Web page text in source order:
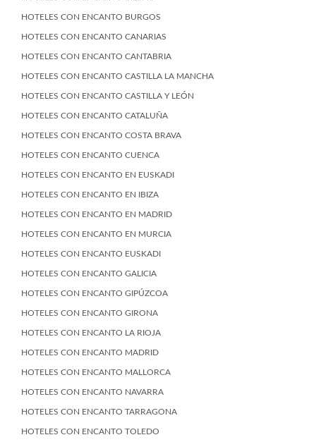
HOTELES CON ENCANTO BURGOS
HOTELES CON ENCANTO CANARIAS
HOTELES CON ENCANTO CANTABRIA
HOTELES CON ENCANTO CASTILLA LA MANCHA
HOTELES CON ENCANTO CASTILLA Y LEÓN
HOTELES CON ENCANTO CATALUÑA
HOTELES CON ENCANTO COSTA BRAVA
HOTELES CON ENCANTO CUENCA
HOTELES CON ENCANTO EN EUSKADI
HOTELES CON ENCANTO EN IBIZA
HOTELES CON ENCANTO EN MADRID
HOTELES CON ENCANTO EN MURCIA
HOTELES CON ENCANTO EUSKADI
HOTELES CON ENCANTO GALICIA
HOTELES CON ENCANTO GIPÚZCOA
HOTELES CON ENCANTO GIRONA
HOTELES CON ENCANTO LA RIOJA
HOTELES CON ENCANTO MADRID
HOTELES CON ENCANTO MALLORCA
HOTELES CON ENCANTO NAVARRA
HOTELES CON ENCANTO TARRAGONA
HOTELES CON ENCANTO TOLEDO